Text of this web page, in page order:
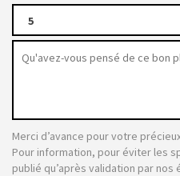
5
Merci d’avance pour votre
Pour information, pour éviter les
publié qu’après validation par nos